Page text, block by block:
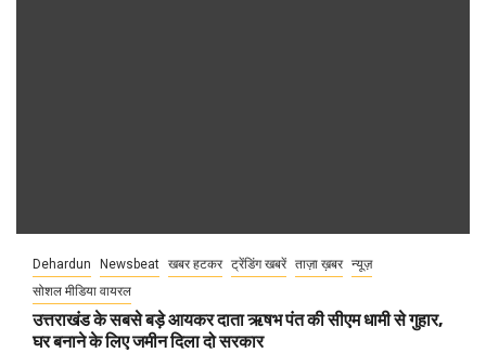
Dehardun Newsbeat खबर हटकर ट्रेंडिंग खबरें ताज़ा ख़बर न्यूज़
सोशल मीडिया वायरल
उत्तराखंड के सबसे बड़े आयकर दाता ऋषभ पंत की सीएम धामी से गुहार,
घर बनाने के लिए जमीन दिला दो सरकार